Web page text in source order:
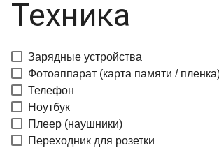
Техника
Зарядные устройства
Фотоаппарат (карта памяти /
Телефон
Ноутбук
Плеер (наушники)
Переходник для розетки